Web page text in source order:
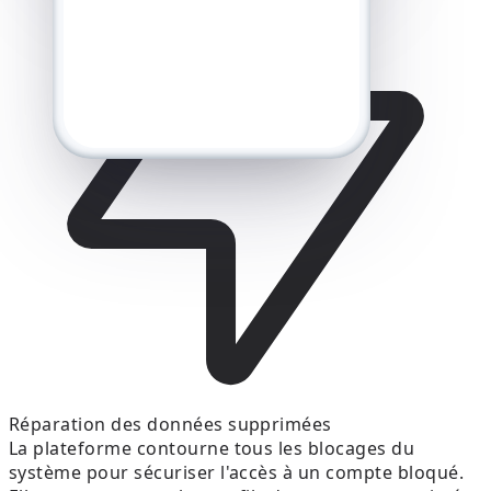
Réparation des données supprimées
La plateforme contourne tous les blocages du
système pour sécuriser l'accès à un compte bloqué.